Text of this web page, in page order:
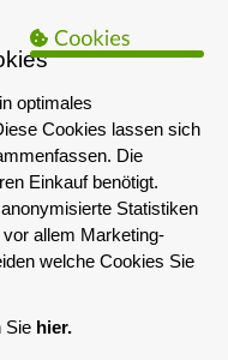
richtet sich nur an
Hand. Ein Verkauf
möglich.
optimales
Cookies lassen sich
Die
Einkauf benötigt.
Statistiken
allem Marketing-
welche Cookies Sie
Sie hier.